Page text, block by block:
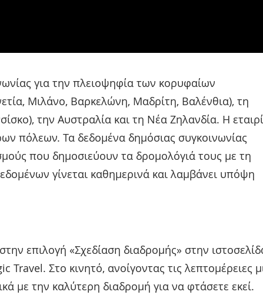
για την πλειοψηφία των κορυφαίων
Μιλάνο, Βαρκελώνη, Μαδρίτη, Βαλένθια), τη
την Αυστραλία και τη Νέα Ζηλανδία. Η
πόλεων. Τα δεδομένα δημόσιας συγκοινωνίας
που δημοσιεύουν τα δρομολόγιά τους με τη
γίνεται καθημερινά και λαμβάνει υπόψη
επιλογή «Σχεδίαση διαδρομής» στην
Travel. Στο κινητό, ανοίγοντας τις λεπτομέρειες
με την καλύτερη διαδρομή για να φτάσετε εκεί.